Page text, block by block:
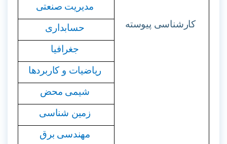
کارشناسی پیوسته
مدیریت صنعتی
حسابداری
جغرافیا
ریاضیات و کاربردها
شیمی محض
زمین شناسی
مهندسی برق